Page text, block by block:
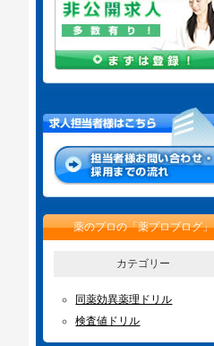
薬のプロの「薬プロブログ」
カテゴリー
同薬効異薬理ドリル
検査値ドリル